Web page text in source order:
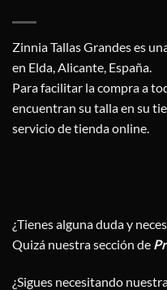
Zinnia Tallas Grandes es
en Elda, Alicante, España.
Para facilitar la compra a
encuentran su talla en su
servicio de tienda online.
¿Tienes alguna duda y
Quizá nuestra sección de
¿Sigues necesitando